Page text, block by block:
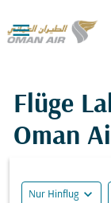

Flüge
Oman
Nur Hinflug expand_more